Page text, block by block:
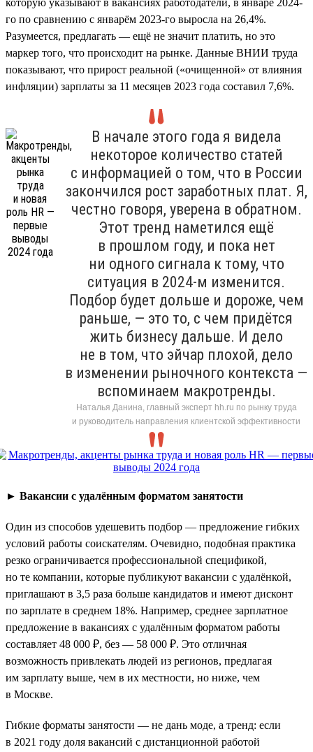
го по сравнению с январём 2023-го выросла на 26,4%.
Разумеется, предлагать — ещё не значит платить, но это
маркер того, что происходит на рынке. Данные ВНИИ труда
показывают, что прирост реальной («очищенной» от влияния
инфляции) зарплаты за 11 месяцев 2023 года составил 7,6%.
В начале этого года я видела
некоторое количество статей
с информацией о том, что в России
закончился рост заработных плат. Я,
честно говоря, уверена в обратном.
Этот тренд наметился ещё
в прошлом году, и пока нет
ни одного сигнала к тому, что
ситуация в 2024-м изменится.
Подбор будет дольше и дороже, чем
раньше, — это то, с чем придётся
жить бизнесу дальше. И дело
не в том, что эйчар плохой, дело
в изменении рыночного контекста —
вспоминаем макротренды.
Наталья Данина, главный эксперт hh.ru по рынку труда
и руководитель направления клиентской эффективности
► Вакансии с удалённым форматом занятости
Один из способов удешевить подбор — предложение гибких
условий работы соискателям. Очевидно, подобная практика
резко ограничивается профессиональной спецификой,
но те компании, которые публикуют вакансии с удалёнкой,
приглашают в 3,5 раза больше кандидатов и имеют дисконт
по зарплате в среднем 18%. Например, среднее зарплатное
предложение в вакансиях с удалённым форматом работы
составляет 48 000 ₽, без — 58 000 ₽. Это отличная
возможность привлекать людей из регионов, предлагая
им зарплату выше, чем в их местности, но ниже, чем
в Москве.
Гибкие форматы занятости — не дань моде, а тренд: если
в 2021 году доля вакансий с дистанционной работой